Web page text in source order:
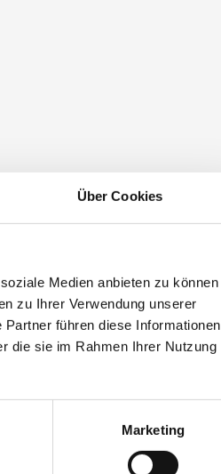
Über Cookies
Medien anbieten zu können
zu Ihrer Verwendung unserer
führen diese Informationen
die sie im Rahmen Ihrer Nutzung
Marketing